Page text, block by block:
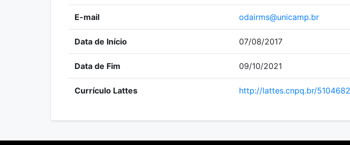
E-mail odairms@unicamp.br
Data de Início 07/08/2017
Data de Fim 09/10/2021
Currículo Lattes http://lattes.cnpq.br/